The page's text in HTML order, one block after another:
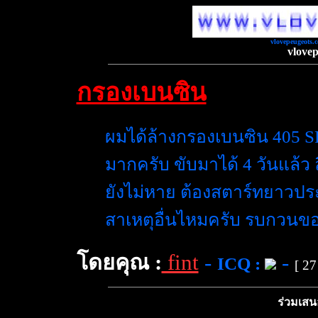
กรองเบนซิน
ผมได้ล้างกรองเบนซิน 405
มากครับ ขับมาได้ 4 วันแล้
ยังไม่หาย ต้องสตาร์ทยาวป
สาเหตุอื่นไหมครับ รบกวน
โดยคุณ : fint- ICQ : - [
ร่วมเส